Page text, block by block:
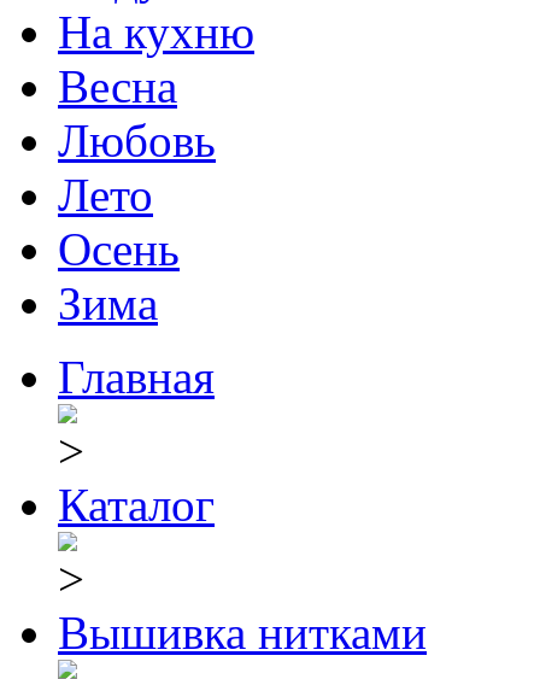
На кухню
Весна
Любовь
Лето
Осень
Зима
Главная
Каталог
Вышивка нитками